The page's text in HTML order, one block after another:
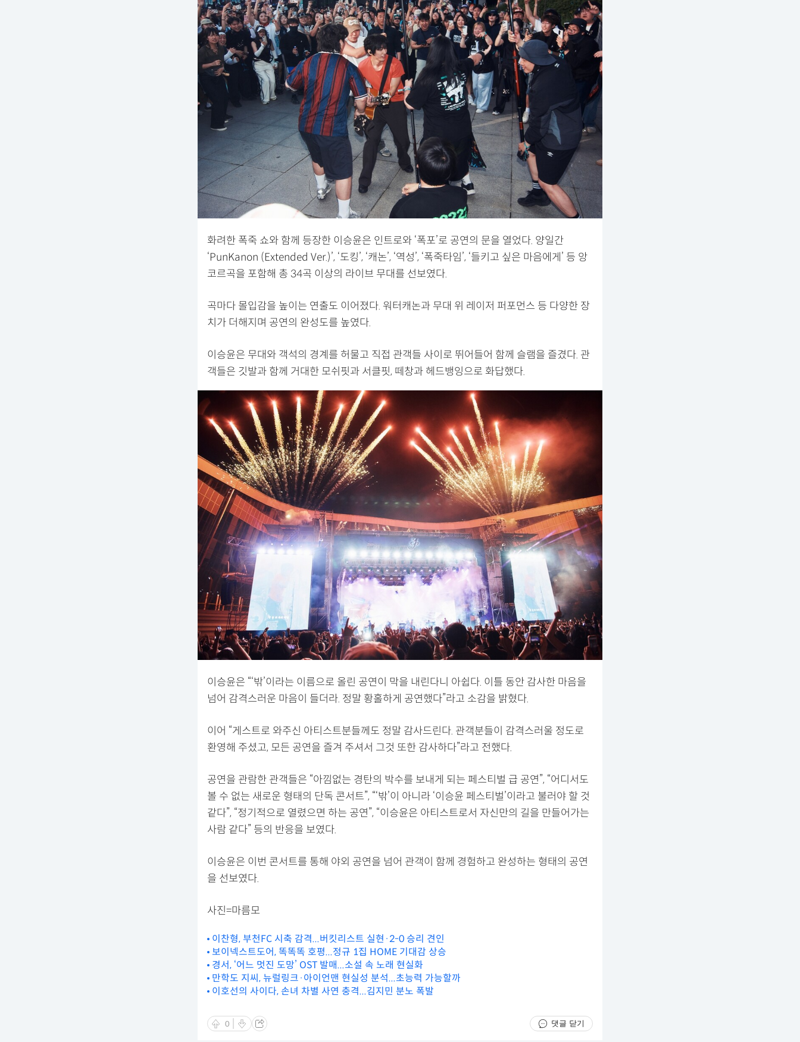
화려한 폭죽 쇼와 함께 등장한 이승윤은 인트로와 ‘폭포’로 공연의 문을 열었다. 양일간
‘PunKanon (Extended Ver.)’, ‘도킹’, ‘캐논’, ‘역성’, ‘폭죽타임’, ‘들키고 싶은 마음에게’ 등 앙
코르곡을 포함해 총 34곡 이상의 라이브 무대를 선보였다.
곡마다 몰입감을 높이는 연출도 이어졌다. 워터캐논과 무대 위 레이저 퍼포먼스 등 다양한 장
치가 더해지며 공연의 완성도를 높였다.
이승윤은 무대와 객석의 경계를 허물고 직접 관객들 사이로 뛰어들어 함께 슬램을 즐겼다. 관
객들은 깃발과 함께 거대한 모쉬핏과 서클핏, 떼창과 헤드뱅잉으로 화답했다.
이승윤은 “‘밖’이라는 이름으로 올린 공연이 막을 내린다니 아쉽다. 이틀 동안 감사한 마음을
넘어 감격스러운 마음이 들더라. 정말 황홀하게 공연했다”라고 소감을 밝혔다.
이어 “게스트로 와주신 아티스트분들께도 정말 감사드린다. 관객분들이 감격스러울 정도로
환영해 주셨고, 모든 공연을 즐겨 주셔서 그것 또한 감사하다”라고 전했다.
공연을 관람한 관객들은 “아낌없는 경탄의 박수를 보내게 되는 페스티벌 급 공연”, “어디서도
볼 수 없는 새로운 형태의 단독 콘서트”, “‘밖’이 아니라 ‘이승윤 페스티벌’이라고 불러야 할 것
같다”, “정기적으로 열렸으면 하는 공연”, “이승윤은 아티스트로서 자신만의 길을 만들어가는
사람 같다” 등의 반응을 보였다.
이승윤은 이번 콘서트를 통해 야외 공연을 넘어 관객이 함께 경험하고 완성하는 형태의 공연
을 선보였다.
사진=마름모
이찬형, 부천FC 시축 감격...버킷리스트 실현·2-0 승리 견인
보이넥스트도어, 똑똑똑 호평...정규 1집 HOME 기대감 상승
경서, ‘어느 멋진 도망’ OST 발매...소설 속 노래 현실화
만학도 지씨, 뉴럴링크·아이언맨 현실성 분석...초능력 가능할까
이호선의 사이다, 손녀 차별 사연 충격...김지민 분노 폭발
0 댓글 닫기